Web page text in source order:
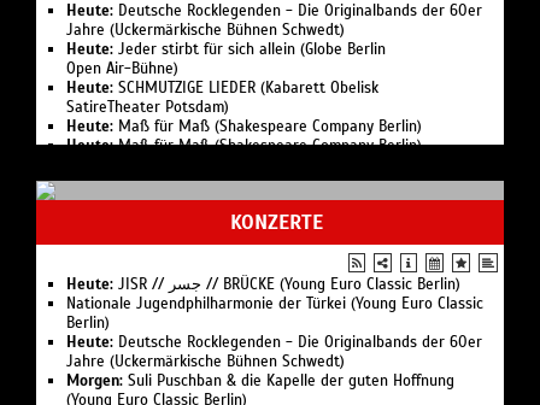
Heute: Deutsche Rocklegenden - Die Originalbands der 60er
Jahre (Uckermärkische Bühnen Schwedt)
Heute: Jeder stirbt für sich allein (Globe Berlin
Open Air-Bühne)
Heute: SCHMUTZIGE LIEDER (Kabarett Obelisk
SatireTheater Potsdam)
Heute: Maß für Maß (Shakespeare Company Berlin)
Heute:Maß für Maß (Shakespeare Company Berlin)
"GWSW" Sommerkomödie) (Prime Time Theater)
Uraufführung:Die Hexen von Bernau (Theater im Palais Berlin)
Lear (Komische Oper Berlin)
Premiere:Deutsche Oper Berlin (Musikfest Berlin)
Wie Grischa mit einer verwegenen Idee beinahe den
Weltfrieden auslöste (Deutsches Theater Berlin)
Premiere: La Vestale (Staatsoper Unter den Linden Berlin)
Premiere:
Premiere:Das Dschungelcamp in Sanssouci (Kabarett Obelisk
SatireTheater Potsdam)
Odertal-Festspiele „Sommer am Fluss“ (Uckermärkische
Bühnen Schwedt)
KONZERTE
Heute:
JISR // جسر // BRÜCKE (Young Euro Classic Berlin)
Nationale Jugend­philharmonie der Türkei (Young Euro Classic
Berlin)
Heute: Deutsche Rocklegenden - Die Originalbands der 60er
Jahre (Uckermärkische Bühnen Schwedt)
Morgen: Suli Pusch­ban & die Ka­pelle der gu­ten Hoff­nung
(Young Euro Classic Berlin)